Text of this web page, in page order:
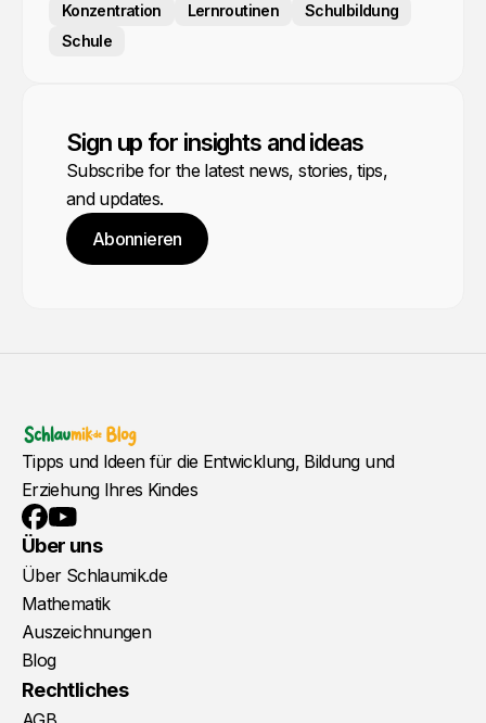
Konzentration
Lernroutinen
Schulbildung
Schule
Sign up for insights and ideas
Subscribe for the latest news, stories, tips,
and updates.
Abonnieren
Tipps und Ideen für die Entwicklung, Bildung und
Erziehung Ihres Kindes
Facebook
YouTube
Über uns
Über Schlaumik.de
Mathematik
Auszeichnungen
Blog
Rechtliches